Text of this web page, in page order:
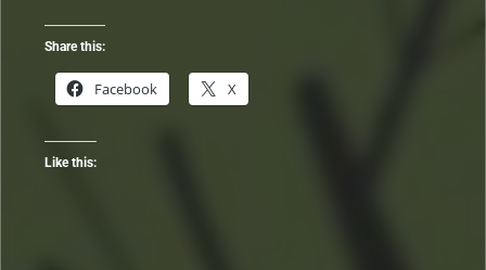
Share this:
Facebook X
Like this: